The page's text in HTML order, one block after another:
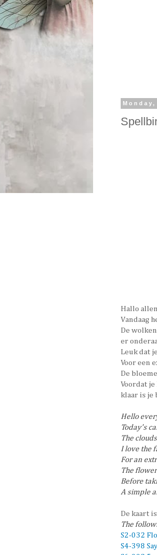
Hallo
Vandaag
De
er
Leuk dat
Voor een
De
Voordat
klaar is je
Hello
Today's
The
I love the
For an
The
Before
A simple
De kaart
The
S2-032
S4-398